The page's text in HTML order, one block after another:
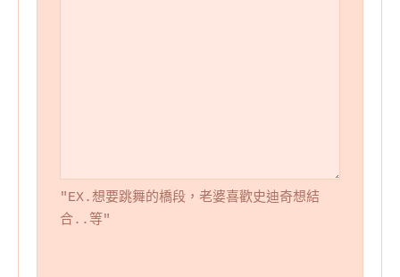
"EX.想要跳舞的橋段，老婆喜歡史迪奇想結
合..等"